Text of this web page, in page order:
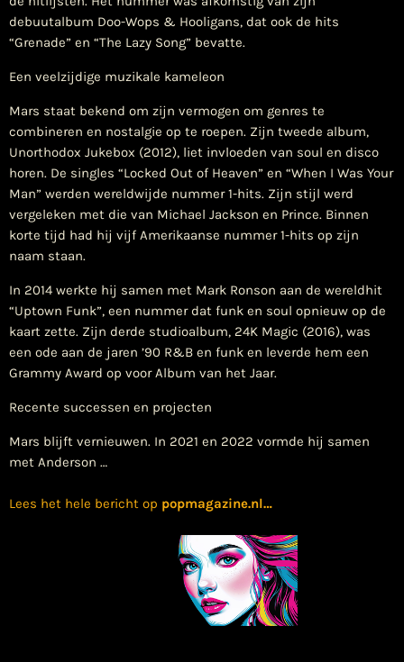
debuutalbum Doo-Wops & Hooligans, dat ook de hits
“Grenade” en “The Lazy Song” bevatte.
Een veelzijdige muzikale kameleon
Mars staat bekend om zijn vermogen om genres te
combineren en nostalgie op te roepen. Zijn tweede album,
Unorthodox Jukebox (2012), liet invloeden van soul en disco
horen. De singles “Locked Out of Heaven” en “When I Was Your
Man” werden wereldwijde nummer 1-hits. Zijn stijl werd
vergeleken met die van Michael Jackson en Prince. Binnen
korte tijd had hij vijf Amerikaanse nummer 1-hits op zijn
naam staan.
In 2014 werkte hij samen met Mark Ronson aan de wereldhit
“Uptown Funk”, een nummer dat funk en soul opnieuw op de
kaart zette. Zijn derde studioalbum, 24K Magic (2016), was
een ode aan de jaren ’90 R&B en funk en leverde hem een
Grammy Award op voor Album van het Jaar.
Recente successen en projecten
Mars blijft vernieuwen. In 2021 en 2022 vormde hij samen
met Anderson …
Lees het hele bericht op popmagazine.nl…